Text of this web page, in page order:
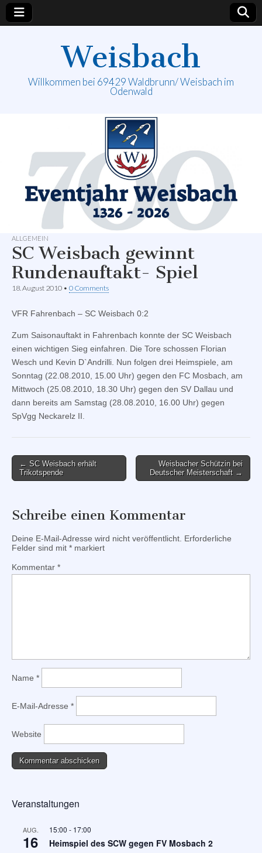
Weisbach
Willkommen bei 69429 Waldbrunn/ Weisbach im
Odenwald
ALLGEMEIN
SC Weisbach gewinnt
Rundenauftakt- Spiel
18. August 2010 • 0 Comments
VFR Fahrenbach – SC Weisbach 0:2
Zum Saisonauftakt in Fahrenbach konnte der SC Weisbach
einen wichtigen Sieg einfahren. Die Tore schossen Florian
Wesch und Kevin D`Andrilli. Nun folgen drei Heimspiele, am
Sonntag (22.08.2010, 15.00 Uhr) gegen den FC Mosbach, am
Mittwoch (25.08.2010, 18.30 Uhr) gegen den SV Dallau und
dann bereits am Samstag (28.08.2010, 16.00 Uhr) gegen
SpVgg Neckarelz II.
Post
navigation
← SC Weisbach erhält
Trikotspende
Weisbacher Schützin bei
Deutscher Meisterschaft →
Schreibe einen Kommentar
Deine E-Mail-Adresse wird nicht veröffentlicht. Erforderliche
Felder sind mit * markiert
Kommentar *
Name *
E-Mail-Adresse *
Website
Veranstaltungen
AUG.
16
15:00 - 17:00
Heimspiel des SCW gegen FV Mosbach 2